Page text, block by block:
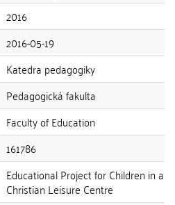
2016
2016-05-19
Katedra pedagogiky
Pedagogická fakulta
Faculty of Education
161786
Educational Project for Children in a
Christian Leisure Centre